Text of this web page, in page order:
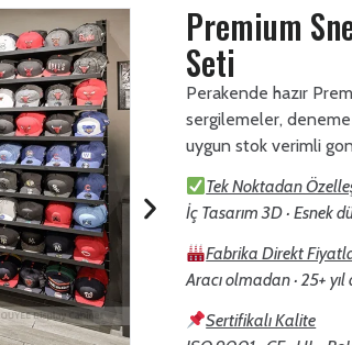
Premium
Seti
Perakende hazır
sergilemeler, deneme
uygun stok verimli
Tek Noktadan
İç Tasarım 3D · Esnek
Fabrika Direkt
Aracı olmadan · 25+ yıl
Sertifikalı Kalite